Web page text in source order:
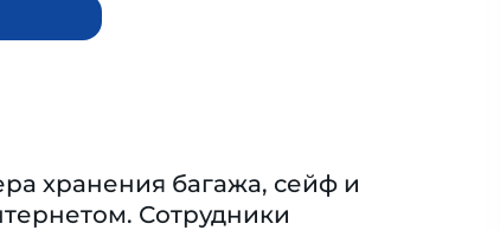
хранения багажа, сейф и
Сотрудники